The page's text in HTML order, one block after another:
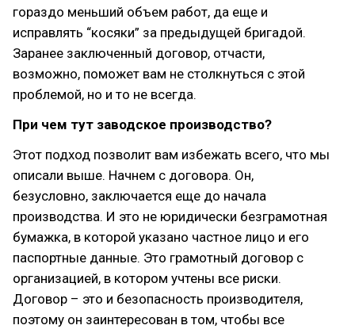
гораздо меньший объем работ, да еще и
исправлять “косяки” за предыдущей бригадой.
Заранее заключенный договор, отчасти,
возможно, поможет вам не столкнуться с этой
проблемой, но и то не всегда.
При чем тут заводское производство?
Этот подход позволит вам избежать всего, что мы
описали выше. Начнем с договора. Он,
безусловно, заключается еще до начала
производства. И это не юридически безграмотная
бумажка, в которой указано частное лицо и его
паспортные данные. Это грамотный договор с
организацией, в котором учтены все риски.
Договор – это и безопасность производителя,
поэтому он заинтересован в том, чтобы все